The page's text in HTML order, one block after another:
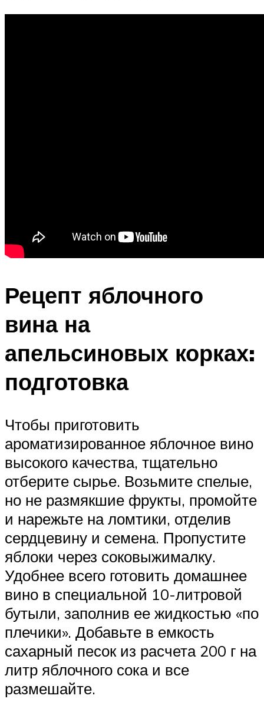
Рецепт яблочного
вина на
апельсиновых корках:
подготовка
Чтобы приготовить
ароматизированное яблочное вино
высокого качества, тщательно
отберите сырье. Возьмите спелые,
но не размякшие фрукты, промойте
и нарежьте на ломтики, отделив
сердцевину и семена. Пропустите
яблоки через соковыжималку.
Удобнее всего готовить домашнее
вино в специальной 10-литровой
бутыли, заполнив ее жидкостью «по
плечики». Добавьте в емкость
сахарный песок из расчета 200 г на
литр яблочного сока и все
размешайте.